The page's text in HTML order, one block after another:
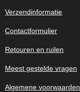
Verzendinformatie
Contactformulier
Retouren en ruilen
Meest gestelde vragen
Algemene voorwaarden